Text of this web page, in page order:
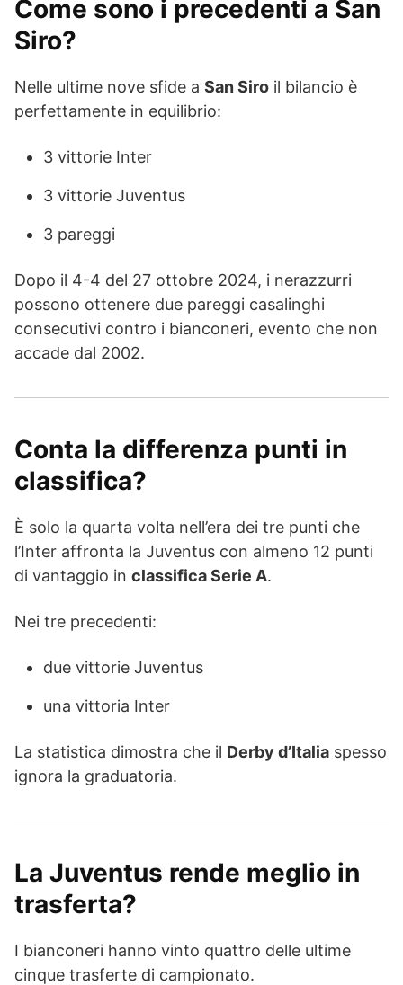
Come sono i precedenti a San
Siro?
Nelle ultime nove sfide a San Siro il bilancio è
perfettamente in equilibrio:
3 vittorie Inter
3 vittorie Juventus
3 pareggi
Dopo il 4-4 del 27 ottobre 2024, i nerazzurri
possono ottenere due pareggi casalinghi
consecutivi contro i bianconeri, evento che non
accade dal 2002.
Conta la differenza punti in
classifica?
È solo la quarta volta nell’era dei tre punti che
l’Inter affronta la Juventus con almeno 12 punti
di vantaggio in classifica Serie A.
Nei tre precedenti:
due vittorie Juventus
una vittoria Inter
La statistica dimostra che il Derby d’Italia spesso
ignora la graduatoria.
La Juventus rende meglio in
trasferta?
I bianconeri hanno vinto quattro delle ultime
cinque trasferte di campionato.